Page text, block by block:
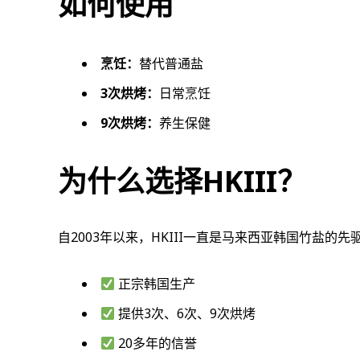
烹饪： 替代普通盐
3次烘烤： 日常烹饪
9次烘烤： 养生保健
为什么选择HKIII？
自2003年以来，HKIII一直是马来西亚韩国竹盐的先
正宗韩国生产
提供3次、6次、9次烘烤
20多年的信誉